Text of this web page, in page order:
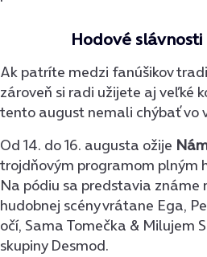
Hodové slávnosti
Ak patríte medzi fanúšikov
zároveň si radi užijete aj veľké
tento august nemali chýbať vo
Od 14. do 16. augusta ožije
trojdňovým programom plným
Na pódiu sa predstavia známe
hudobnej scény vrátane Ega,
očí, Sama Tomečka & Milujem
skupiny Desmod.